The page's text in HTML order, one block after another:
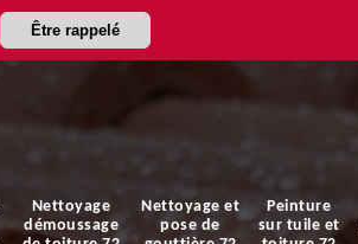
Être rappelé
Nettoyage
démoussage
Nettoyage et
pose de
Peinture
sur tuile et